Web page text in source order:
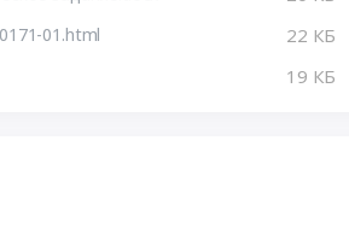
01.html 22 КБ
19 КБ